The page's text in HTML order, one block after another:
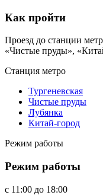
Как пройти
Проезд до станции
«Чистые пруды»,
Станция метро
Тургеневская
Чистые пруды
Лубянка
Китай-город
Режим работы
Режим работы
c 11:00 до 18:00